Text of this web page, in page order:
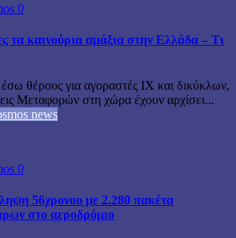
0
τα καινούρια αμάξια στην Ελλάδα – Τι
θέρους για αγοραστές ΙΧ και δικύκλων,
Μεταφορών στη χώρα έχουν αρχίσει...
news
0
56χρονου με 2.280 πακέτα
στο αεροδρόμιο